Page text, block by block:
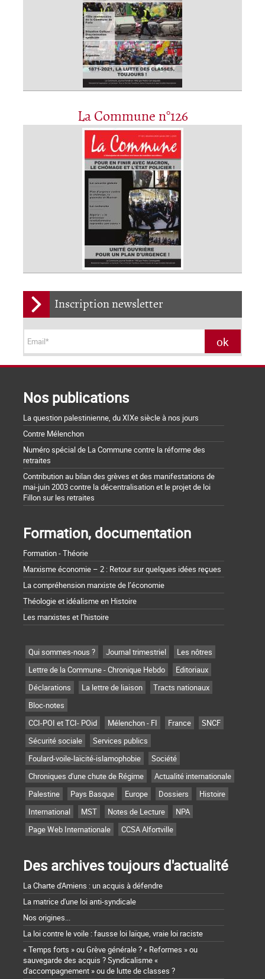
La Commune n°126
Inscription newsletter
Nos publications
La question palestinienne, du XIXe siècle à nos jours
Contre Mélenchon
Numéro spécial de La Commune contre la réforme des
retraites
Contribution au bilan des grèves et des manifestations de
mai-juin 2003 contre la décentralisation et le projet de loi
Fillon sur les retraites
Formation, documentation
Formation - Théorie
Marxisme économie – 2 : Retour sur quelques idées reçues
La compréhension marxiste de l’économie
Théologie et idéalisme en Histoire
Les marxistes et l’histoire
Qui sommes-nous ? Journal trimestriel
Les nôtres
Lettre de la Commune - Chronique Hebdo
Editoriaux
Déclarations
La lettre de liaison
Tracts nationaux
Bloc-notes
CCI-POI et TCI- POid
Mélenchon - FI France
SNCF
Sécurité sociale
Services publics
Foulard-voile-laïcité-islamophobie
Société
Chroniques d'une chute de Régime
Actualité internationale
Palestine
Pays Basque Europe Dossiers
Histoire
International
MST Notes de Lecture
NPA
Page Web Internationale
CCSA Alfortville
Des archives toujours d'actualité
La Charte d'Amiens : un acquis à défendre
La matrice d'une loi anti-syndicale
Nos origines...
La loi contre le voile : fausse loi laïque, vraie loi raciste
« Temps forts » ou Grève générale ? « Reformes » ou
sauvegarde des acquis ? Syndicalisme «
d'accompagnement » ou de lutte de classes ?